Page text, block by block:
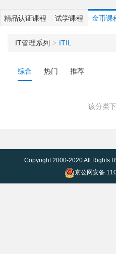
精品认证课程 试学课程 金币课
IT管理系列 ITIL
综合 热门 推荐
该分类
Copyright 2000-2020 All Rights
京公网安备